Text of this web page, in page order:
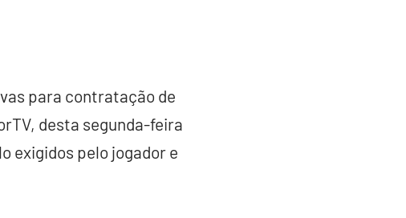
para contratação de
desta segunda-feira
exigidos pelo jogador e